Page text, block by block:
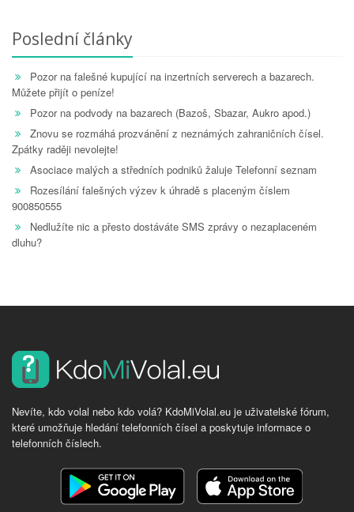
Poslední články
Pozor na falešné kupující na inzertních serverech a bazarech.
Můžete přijít o peníze!
Pozor na podvody na bazarech (Bazoš, Sbazar, Aukro apod.)
Znovu se rozmáhá prozvánění z neznámých zahraničních čísel.
Zpátky raději nevolejte!
Asociace malých a středních podniků žaluje Telefonní seznam
Rozesílání falešných výzev k úhradě s placeným číslem
900850555
Nedlužíte nic a přesto dostáváte SMS zprávy o nezaplaceném
dluhu?
Nevíte, kdo volal nebo kdo volá? KdoMiVolal.eu je uživatelské fórum,
které umožňuje hledání telefonních čísel a poskytuje informace o
telefonních číslech.